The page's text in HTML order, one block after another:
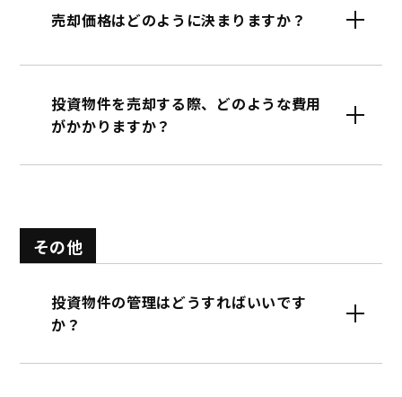
売却価格はどのように決まりますか？
投資物件を売却する際、どのような費用
がかかりますか？
その他
投資物件の管理はどうすればいいです
か？